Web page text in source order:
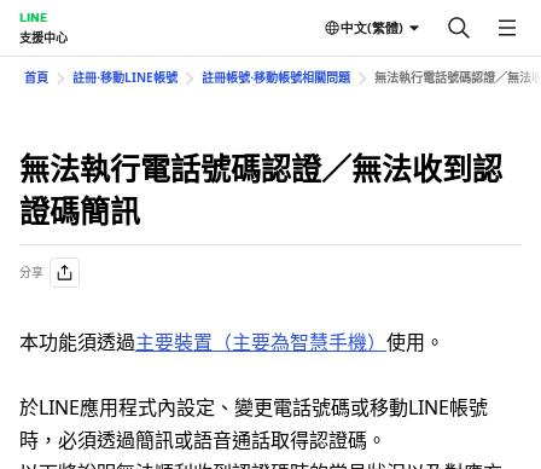
LINE
支援中心
中文(繁體)
首頁 註冊⋅移動LINE帳號 註冊帳號⋅移動帳號相關問題 無法執行電話號碼認證／無法
無法執行電話號碼認證／無法收到認
證碼簡訊
分享
本功能須透過主要裝置（主要為智慧手機） 使用。
於LINE應用程式內設定、變更電話號碼或移動LINE帳號
時，必須透過簡訊或語音通話取得認證碼。